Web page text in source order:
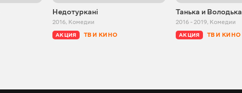
Недотуркані
2016, Комедии
АКЦИЯ ТВ И КИНО
Танька и Володька
2016 - 2019, Комедии
АКЦИЯ ТВ И КИНО